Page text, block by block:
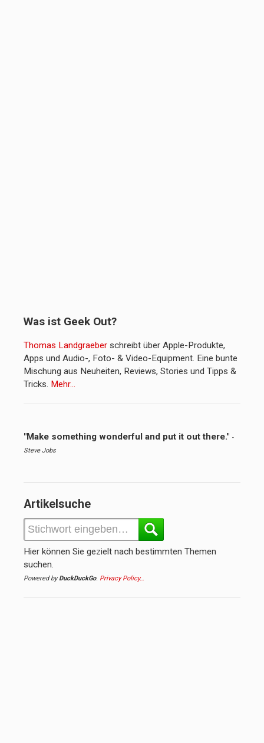
Was ist Geek Out?
Thomas Landgraeber schreibt über Apple-Produkte,
Apps und Audio-, Foto- & Video-Equipment. Eine bunte
Mischung aus Neuheiten, Reviews, Stories und Tipps &
Tricks. Mehr…
"Make something wonderful and put it out there." -
Steve Jobs
Artikelsuche
Hier können Sie gezielt nach bestimmten Themen
suchen.
Powered byDuckDuckGo. Privacy Policy…